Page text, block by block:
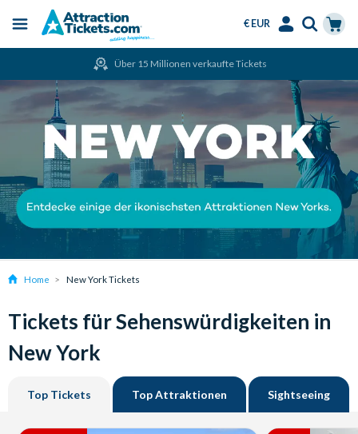
main
Menu
€ EUR
Über 15 Millionen verkaufte Tickets
Home New York Tickets
Tickets für Sehenswürdigkeiten in
New York
Top Tickets Top Attraktionen Sightseeing